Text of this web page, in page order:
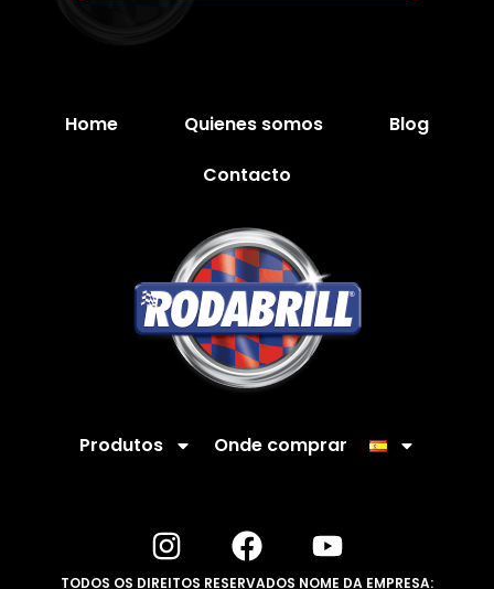
Home Quienes somos
Blog
Contacto
Produtos Onde comprar
TODOS OS DIREITOS RESERVADOS NOME DA EMPRESA: